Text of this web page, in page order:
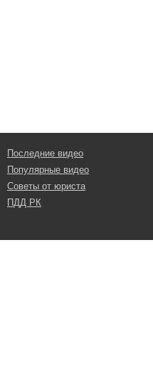
Последние видео
Популярные видео
Советы от юриста
ПДД РК